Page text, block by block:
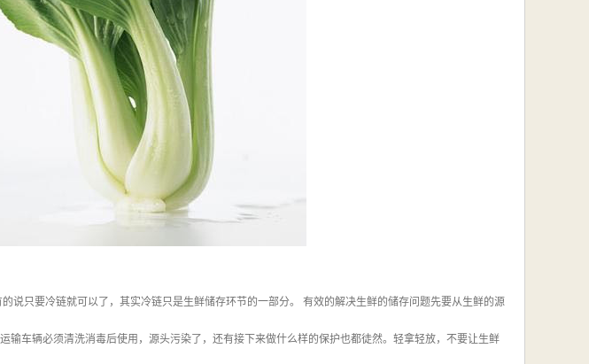
说只要冷链就可以了，其实冷链只是生鲜储存环节的一部分。 有效的解决生鲜的储存问题先要从生鲜的源
输车辆必须清洗消毒后使用，源头污染了，还有接下来做什么样的保护也都徒然。轻拿轻放，不要让生鲜